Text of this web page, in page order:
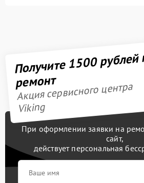
Получите 1500 рублей
ремонт
Акция сервисного центра
Viking
При оформлении заявки на
сайт,
действует персональная